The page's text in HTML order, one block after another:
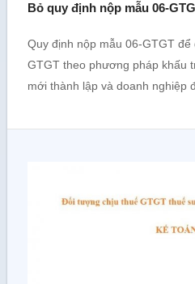
Bỏ quy định nộp mẫu 06-
Quy định nộp mẫu 06-GTGT
GTGT theo phương pháp khấu
mới thành lập và doanh nghiệp